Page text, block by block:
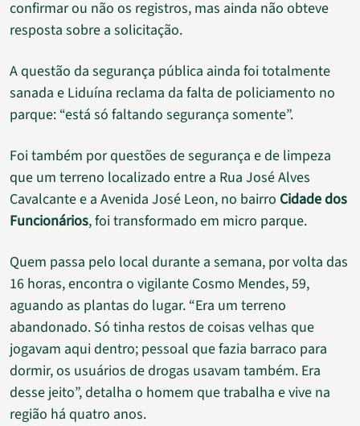
confirmar ou não os registros, mas ainda não obteve
resposta sobre a solicitação.
A questão da segurança pública ainda foi totalmente
sanada e Liduína reclama da falta de policiamento no
parque: “está só faltando segurança somente”.
Foi também por questões de segurança e de limpeza
que um terreno localizado entre a Rua José Alves
Cavalcante e a Avenida José Leon, no bairro Cidade dos
Funcionários, foi transformado em micro parque.
Quem passa pelo local durante a semana, por volta das
16 horas, encontra o vigilante Cosmo Mendes, 59,
aguando as plantas do lugar. “Era um terreno
abandonado. Só tinha restos de coisas velhas que
jogavam aqui dentro; pessoal que fazia barraco para
dormir, os usuários de drogas usavam também. Era
desse jeito”, detalha o homem que trabalha e vive na
região há quatro anos.